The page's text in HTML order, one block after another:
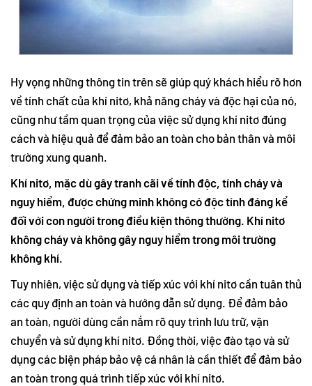
Hy vọng những thông tin trên sẽ giúp quý khách hiểu rõ hơn
về tính chất của khí nitơ, khả năng cháy và độc hại của nó,
cũng như tầm quan trọng của việc sử dụng khí nitơ đúng
cách và hiệu quả để đảm bảo an toàn cho bản thân và môi
trường xung quanh.
Khí nitơ, mặc dù gây tranh cãi về tính độc, tính cháy và
nguy hiểm, được chứng minh không có độc tính đáng kể
đối với con người trong điều kiện thông thường. Khí nitơ
không cháy và không gây nguy hiểm trong môi trường
không khí.
Tuy nhiên, việc sử dụng và tiếp xúc với khí nitơ cần tuân thủ
các quy định an toàn và hướng dẫn sử dụng. Để đảm bảo
an toàn, người dùng cần nắm rõ quy trình lưu trữ, vận
chuyển và sử dụng khí nitơ. Đồng thời, việc đào tạo và sử
dụng các biện pháp bảo vệ cá nhân là cần thiết để đảm bảo
an toàn trong quá trình tiếp xúc với khí nitơ.